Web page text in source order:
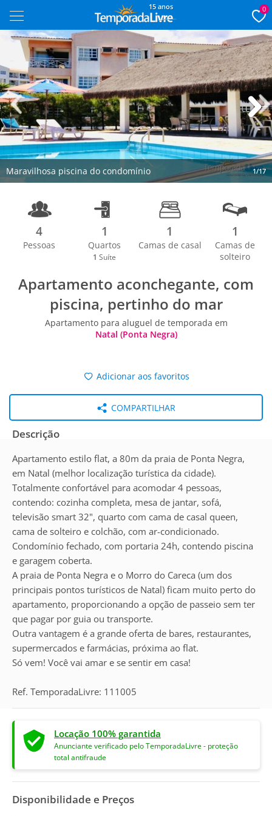
15 anos 0
Maravilhosa piscina do condomínio 1/17
Next
4
Pessoas
1
Quartos
1 Suíte
1
Camas de casal
1
Camas de
solteiro
Apartamento aconchegante, com
piscina, pertinho do mar
Apartamento para aluguel de temporada em
Natal (Ponta Negra)
Adicionar aos favoritos
COMPARTILHAR
Descrição
Apartamento estilo flat, a 80m da praia de Ponta Negra,
em Natal (melhor localização turística da cidade).
Totalmente confortável para acomodar 4 pessoas,
contendo: cozinha completa, mesa de jantar, sofá,
televisão smart 32", quarto com cama de casal queen,
cama de solteiro e colchão, com ar-condicionado.
Condomínio fechado, com portaria 24h, contendo piscina
e garagem coberta.
A praia de Ponta Negra e o Morro do Careca (um dos
principais pontos turísticos de Natal) ficam muito perto do
apartamento, proporcionando a opção de passeio sem ter
que pagar por guia ou transporte.
Outra vantagem é a grande oferta de bares, restaurantes,
supermercados e farmácias, próxima ao flat.
Só vem! Você vai amar e se sentir em casa!
Ref. TemporadaLivre: 111005
Locação 100% garantida
Anunciante verificado pelo TemporadaLivre - proteção
total antifraude
Disponibilidade e Preços